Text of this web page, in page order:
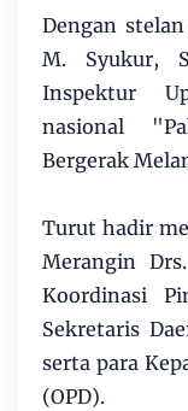
Dengan
M. Syukur,
Inspektur
nasional
Bergerak
Turut hadir
Merangin
Koordinasi
Sekretaris
serta para
(OPD).